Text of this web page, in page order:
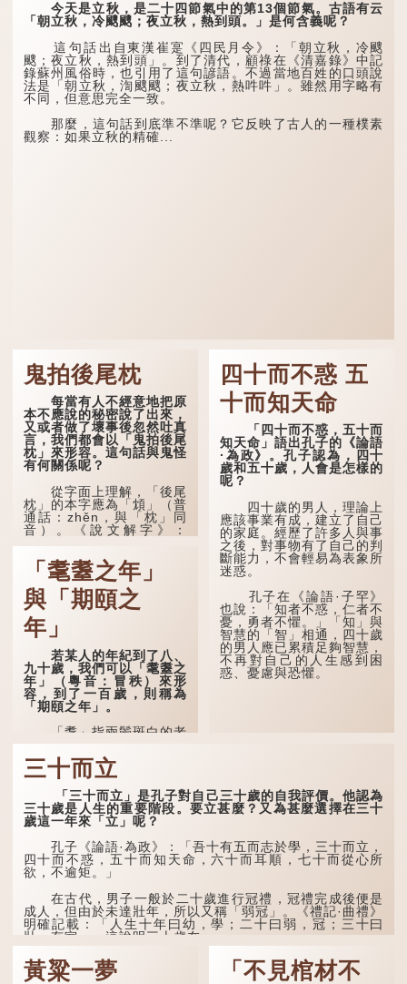
今天是立秋，是二十四節氣中的第13個節氣。古語有云
「朝立秋，冷颼颼；夜立秋，熱到頭。」是何含義呢？
這句話出自東漢崔寔《四民月令》：「朝立秋，冷颼
颼；夜立秋，熱到頭」。到了清代，顧祿在《清嘉錄》中記
錄蘇州風俗時，也引用了這句諺語。不過當地百姓的口頭說
法是「朝立秋，渹颼颼；夜立秋，熱吽吽」。雖然用字略有
不同，但意思完全一致。
那麼，這句話到底準不準呢？它反映了古人的一種樸素
觀察：如果立秋的精確...
鬼拍後尾枕
每當有人不經意地把原
本不應說的秘密說了出來，
又或者做了壞事後忽然吐真
言，我們都會以「鬼拍後尾
枕」來形容。這句話與鬼怪
有何關係呢？
從字面上理解，「後尾
枕」的本字應為「䪴」（普
通話：zhěn，與「枕」同
音）。《說文解字》：
後部與枕頭接觸的地方。
民間流傳有一種說法，
人會將一些不欲為人所知的
記憶藏於頸後之處。如果忽
然吐真言，就好像被不明東
西（如鬼魂）在後腦拍了一
下，藏在腦中的秘密便脫口
而出。因此「鬼拍...
「耄耋之年」
與「期頤之
年」
若某人的年紀到了八、
九十歲，我們可以「耄耋之
年」（粵音：冒秩）來形
容，到了一百歲，則稱為
「期頤之年」。
「耄」指兩鬢斑白的老
人家，亦含有思想紊亂的意
思；「耋」更有跌倒的意
思，也是用來形容老人家
的。
曹操《對酒歌》就曾寫
道：「耄耋皆得以壽終，恩
到了一百歲呢？
頤」。《禮記.曲禮上》：
「百年曰期頤。」鄭玄註：
「期，猶要也；頤，養也。
不知衣服食味，孝子要盡養
道...
四十而不惑 五
十而知天命
「四十而不惑，五十而
知天命」語出孔子的《論語
·為政》。孔子認為，四十
歲和五十歲，人會是怎樣的
呢？
四十歲的男人，理論上
應該事業有成，建立了自己
的家庭。經歷了許多人與事
之後，對事物有了自己的判
斷能力，不會輕易為表象所
迷惑。
孔子在《論語·子罕》
也說：「知者不惑，仁者不
憂，勇者不懼。」「知」與
智慧的「智」相通，四十歲
的男人應已累積足夠智慧，
不再對自己的人生感到困
惑、憂慮與恐懼。
三十而立
「三十而立」是孔子對自己三十歲的自我評價。他認為
三十歲是人生的重要階段。要立甚麼？又為甚麼選擇在三十
歲這一年來「立」呢？
孔子《論語·為政》：「吾十有五而志於學，三十而立，
四十而不惑，五十而知天命，六十而耳順，七十而從心所
欲，不逾矩。」
在古代，男子一般於二十歲進行冠禮，冠禮完成後便是
成人，但由於未達壯年，所以又稱「弱冠」。《禮記·曲禮》
明確記載：「人生十年曰幼，學；二十曰弱，冠；三十曰
壯，有室。」這說明三十歲在...
黃粱一夢
「不見棺材不